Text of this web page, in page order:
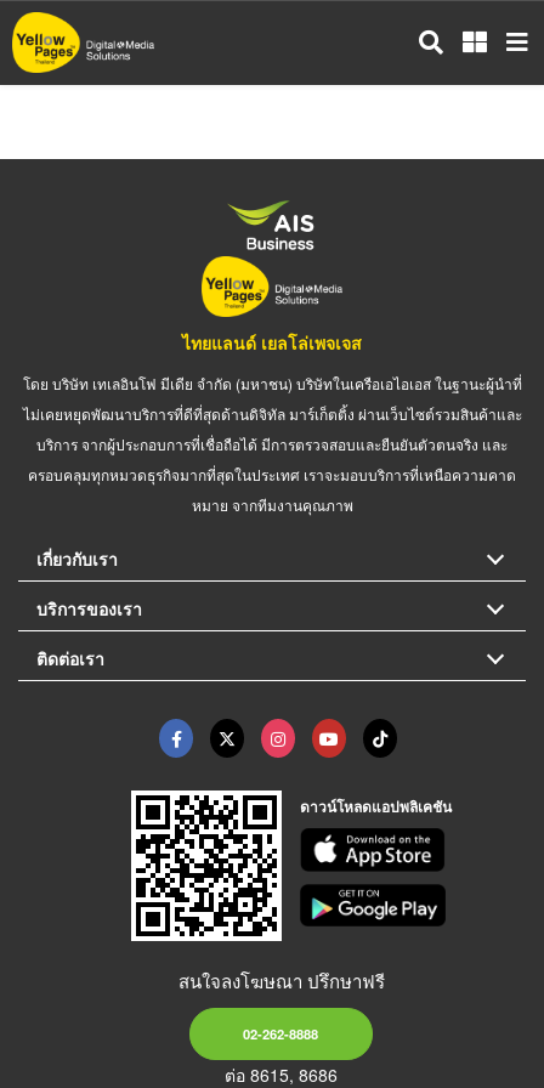
ข้าม
ไป
ไทยแลนด์ เยลโล่เพจเจส
โดย บริษัท เทเลอินโฟ มีเดีย จำกัด (มหาชน) บริษัทในเครือเอไอเอส ในฐานะผู้นำที่
ไม่เคยหยุดพัฒนาบริการที่ดีที่สุดด้านดิจิทัล มาร์เก็ตติ้ง ผ่านเว็บไซต์รวมสินค้าและ
บริการ จากผู้ประกอบการที่เชื่อถือได้ มีการตรวจสอบและยืนยันตัวตนจริง และ
ครอบคลุมทุกหมวดธุรกิจมากที่สุดในประเทศ เราจะมอบบริการที่เหนือความคาด
หมาย จากทีมงานคุณภาพ
เกี่ยวกับเรา
บริการของเรา
ติดต่อเรา
ดาวน์โหลดแอปพลิเคชัน
สนใจลงโฆษณา ปรึกษาฟรี
02-262-8888
ต่อ 8615, 8686